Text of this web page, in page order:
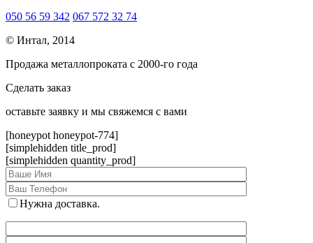
050 56 59 342 067 572 32 74
© Интал, 2014
Продажа металлопроката с 2000-го года
Сделать заказ
оcтавьте заявку и мы свяжемся с вами
[honeypot honeypot-774]
[simplehidden title_prod]
[simplehidden quantity_prod]
Нужна доставка.